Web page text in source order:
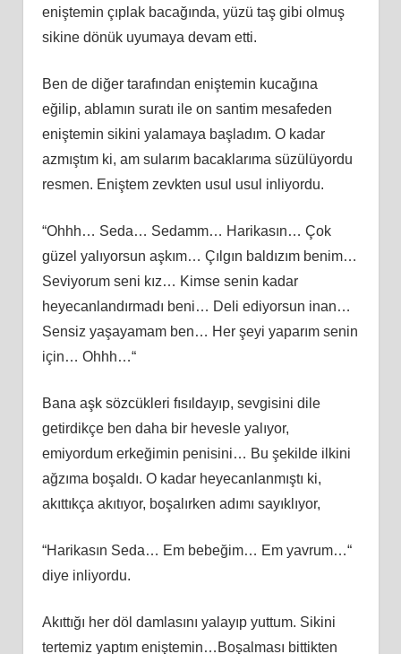
eniştemin çıplak bacağında, yüzü taş gibi olmuş
sikine dönük uyumaya devam etti.
Ben de diğer tarafından eniştemin kucağına
eğilip, ablamın suratı ile on santim mesafeden
eniştemin sikini yalamaya başladım. O kadar
azmıştım ki, am sularım bacaklarıma süzülüyordu
resmen. Eniştem zevkten usul usul inliyordu.
“Ohhh… Seda… Sedamm… Harikasın… Çok
güzel yalıyorsun aşkım… Çılgın baldızım benim…
Seviyorum seni kız… Kimse senin kadar
heyecanlandırmadı beni… Deli ediyorsun inan…
Sensiz yaşayamam ben… Her şeyi yaparım senin
için… Ohhh…“
Bana aşk sözcükleri fısıldayıp, sevgisini dile
getirdikçe ben daha bir hevesle yalıyor,
emiyordum erkeğimin penisini… Bu şekilde ilkini
ağzıma boşaldı. O kadar heyecanlanmıştı ki,
akıttıkça akıtıyor, boşalırken adımı sayıklıyor,
“Harikasın Seda… Em bebeğim… Em yavrum…“
diye inliyordu.
Akıttığı her döl damlasını yalayıp yuttum. Sikini
tertemiz yaptım eniştemin…Boşalması bittikten